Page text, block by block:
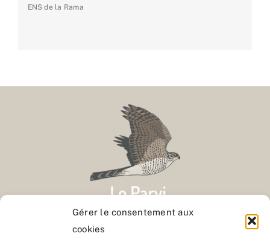
Gérer le consentement aux
cookies
ENS de la Rama